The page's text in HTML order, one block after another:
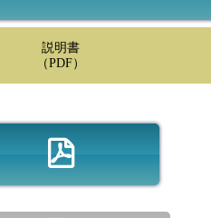
説明書
（PDF）